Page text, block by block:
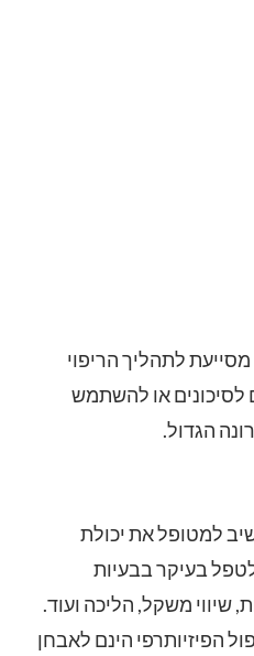
לתהליך הריפוי
לסיכונים או להשתמש
הגדול.
למטופל את יכולת
בעיקר בבעיות
שיווי משקל, הליכה ועוד.
הפיזיותרפי הינם לאבחן